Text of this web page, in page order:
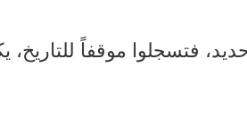
فتسجلوا موقفاً للتاريخ،